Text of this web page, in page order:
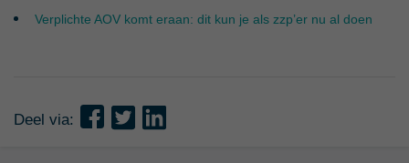
Verplichte AOV komt eraan: dit kun je als zzp’er nu al doen
Deel via: